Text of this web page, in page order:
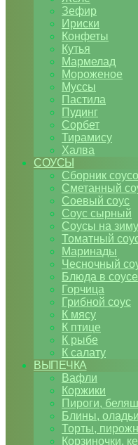
Зефир
Ириски
Конфеты
Кутья
Мармелад
Мороженое
Муссы
Пастила
Пудинг
Сорбет
Тирамису
Халва
СОУСЫ
Сборник
Сметанный
Соевый соус
Соус сырный
Соусы на зиму
Томатный
Маринады
Чесночный
Блюда в соусе
Горчица
Грибной соус
К мясу
К птице
К рыбе
К салату
ВЫПЕЧКА
Вафли
Коржики
Пироги,
Блины,
Торты,
Корзиночки,